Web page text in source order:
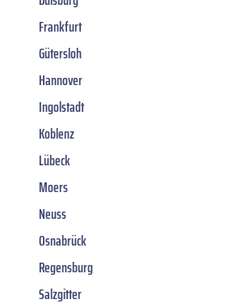
Frankfurt
Gütersloh
Hannover
Ingolstadt
Koblenz
Lübeck
Moers
Neuss
Osnabrück
Regensburg
Salzgitter